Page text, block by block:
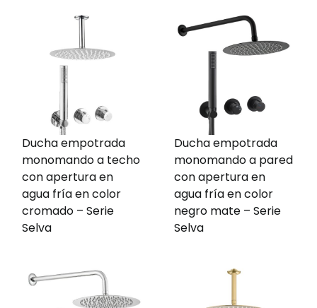
Ducha empotrada
monomando a techo
con apertura en
agua fría en color
cromado – Serie
Selva
Ducha empotrada
monomando a pared
con apertura en
agua fría en color
negro mate – Serie
Selva